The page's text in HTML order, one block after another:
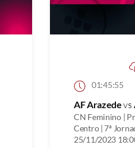
01:45:55
AF Arazedevs
CN Feminino |
Centro | 7ª
25/11/2023